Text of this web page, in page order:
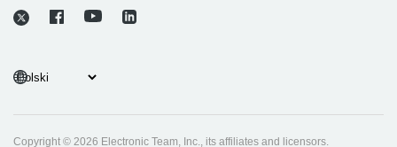
Copyright © 2026 Electronic Team, Inc., its affiliates and licensors.